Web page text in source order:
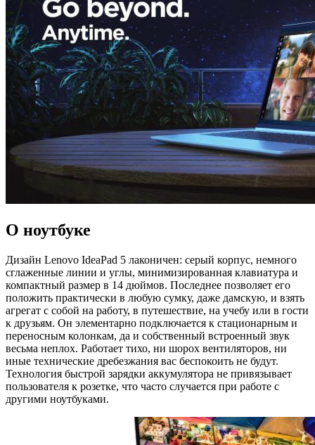
О ноутбуке
Дизайн Lenovo IdeaPad 5 лаконичен: серый корпус, немного
сглаженные линии и углы, минимизированная клавиатура и
компактный размер в 14 дюймов. Последнее позволяет его
положить практически в любую сумку, даже дамскую, и взять
агрегат с собой на работу, в путешествие, на учебу или в гости
к друзьям. Он элементарно подключается к стационарным и
переносным колонкам, да и собственный встроенный звук
весьма неплох. Работает тихо, ни шорох вентиляторов, ни
иные технические дребезжания вас беспокоить не будут.
Технология быстрой зарядки аккумулятора не привязывает
пользователя к розетке, что часто случается при работе с
другими ноутбуками.